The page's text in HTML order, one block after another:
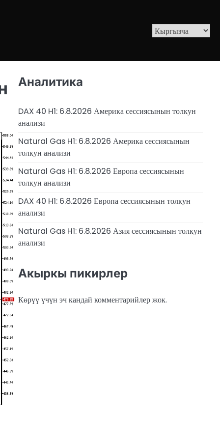
Аналитика
DAX 40 H1: 6.8.2026 Америка сессиясынын толкун
анализи
Natural Gas H1: 6.8.2026 Америка сессиясынын
толкун анализи
Natural Gas H1: 6.8.2026 Европа сессиясынын
толкун анализи
DAX 40 H1: 6.8.2026 Европа сессиясынын толкун
анализи
Natural Gas H1: 6.8.2026 Азия сессиясынын толкун
анализи
Акыркы пикирлер
Көрүү үчүн эч кандай комментарийлер жок.